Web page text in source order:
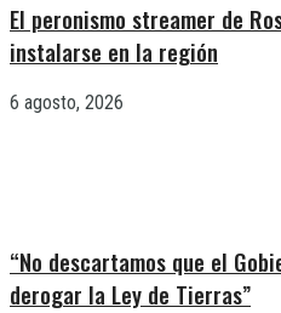
El peronismo streamer de
instalarse en la región
6 agosto, 2026
“No descartamos que el
derogar la Ley de Tierras”